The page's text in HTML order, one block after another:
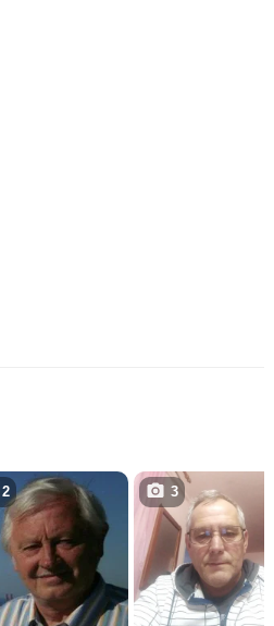
2 3